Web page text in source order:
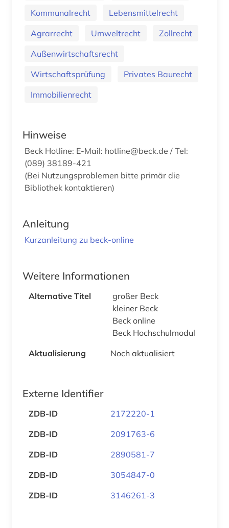
Kommunalrecht
Lebensmittelrecht
Agrarrecht
Umweltrecht
Zollrecht
Außenwirtschaftsrecht
Wirtschaftsprüfung
Privates Baurecht
Immobilienrecht
Hinweise
Beck Hotline: E-Mail: hotline@beck.de / Tel:
(089) 38189-421
(Bei Nutzungsproblemen bitte primär die
Bibliothek kontaktieren)
Anleitung
Kurzanleitung zu beck-online
Weitere Informationen
Alternative Titel
großer Beck
kleiner Beck
Beck online
Beck Hochschulmodul
Aktualisierung
Noch aktualisiert
Externe Identifier
ZDB-ID
2172220-1
ZDB-ID
2091763-6
ZDB-ID
2890581-7
ZDB-ID
3054847-0
ZDB-ID
3146261-3